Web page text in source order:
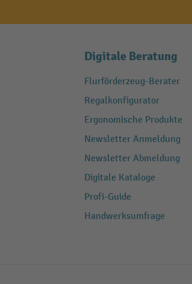
Digitale Beratung
Flurförderzeug-Berater
Regalkonfigurator
Ergonomische Produkte
Newsletter Anmeldung
Newsletter Abmeldung
Digitale Kataloge
Profi-Guide
Handwerksumfrage